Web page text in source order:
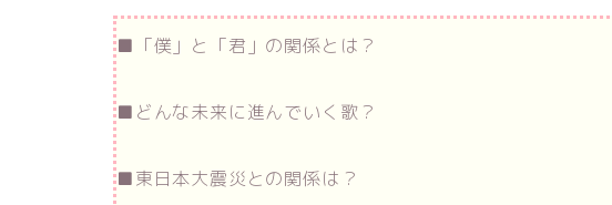
■「僕」と「君」の関係とは？
■どんな未来に進んでいく歌？
■東日本大震災との関係は？